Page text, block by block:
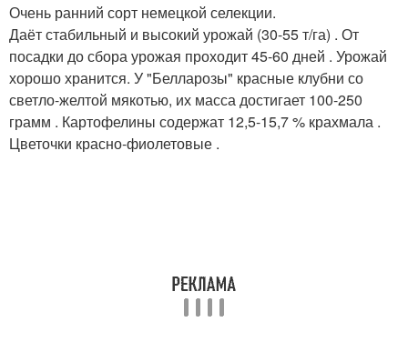
Очень ранний сорт немецкой селекции.
Даёт стабильный и высокий урожай (30-55 т/га) . От
посадки до сбора урожая проходит 45-60 дней . Урожай
хорошо хранится. У "Белларозы" красные клубни со
светло-желтой мякотью, их масса достигает 100-250
грамм . Картофелины содержат 12,5-15,7 % крахмала .
Цветочки красно-фиолетовые .